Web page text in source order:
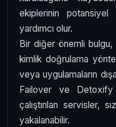
ekiplerinin potansiyel
yardımcı olur.
Bir diğer önemli
kimlik doğrulama
veya uygulamaların
Failover ve Detoxify
çalıştırılan servisler,
yakalanabilir.